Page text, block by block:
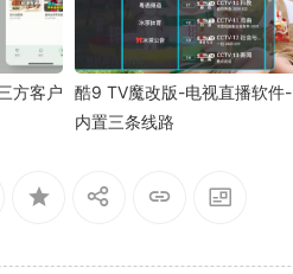
方客户
酷9 TV魔改版-电视直播软件-
内置三条线路